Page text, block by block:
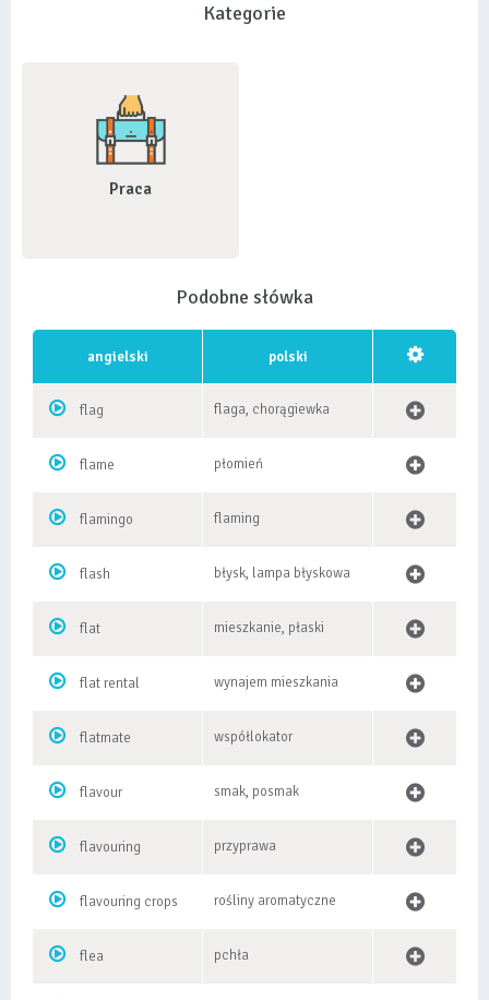
Kategorie
Praca
Podobne słówka
angielski polski
flag flaga, chorągiewka
flame płomień
flamingo flaming
flash błysk, lampa błyskowa
flat mieszkanie, płaski
flat rental wynajem mieszkania
flatmate współlokator
flavour smak, posmak
flavouring przyprawa
flavouring crops rośliny aromatyczne
flea pchła